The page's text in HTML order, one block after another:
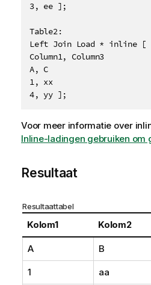
3, ee ];
Table2:
Left Join Load * inline [
Column1, Column3
A, C
1, xx
4, yy ];
Voor meer informatie over
Inline-ladingen gebruiken om
Resultaat
Resultaattabel
Kolom1 Kolom2
A B
1 aa